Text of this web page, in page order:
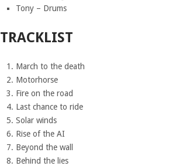
Tony – Drums
TRACKLIST
March to the death
Motorhorse
Fire on the road
Last chance to ride
Solar winds
Rise of the AI
Beyond the wall
Behind the lies